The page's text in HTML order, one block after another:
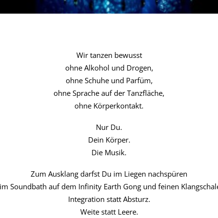
Wir tanzen bewusst
ohne Alkohol und Drogen,
ohne Schuhe und Parfüm,
ohne Sprache auf der Tanzfläche,
ohne Körperkontakt.
Nur Du.
Dein Körper.
Die Musik.
Zum Ausklang darfst Du im Liegen nachspüren
Soundbath auf dem Infinity Earth Gong und feinen
Integration statt Absturz.
Weite statt Leere.